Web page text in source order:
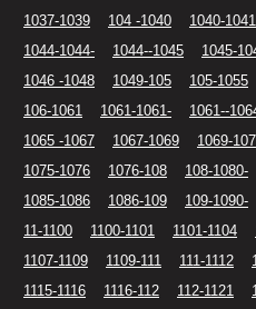
1037-1039
104 -1040 1040-1041
1044-1044-
1044--1045 1045-
1046 -1048
1049-105 105-1055
106-1061
1061-1061- 1061--
1065 -1067
1067-1069 1069-107
1075-1076
1076-108 108-1080-
1085-1086
1086-109 109-1090-
11-1100
1100-1101 1101-1104
1107-1109
1109-111 111-1112
1115-1116
1116-112 112-1121